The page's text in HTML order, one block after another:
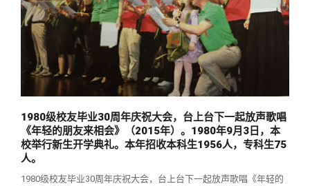
捐赠纪事
捐赠方法
义工计划
《水木清华》
我要订阅
新媒体平台
清华人物
清华故事
青春风采
校友服务
终身学习
信息化服务
校友总会
总会简介
关闭
1980级校友毕业30周年庆祝大会，台上台下一起放声歌唱
《年轻的朋友来相会》（2015年）。1980年9月3日，本
校举行新生开学典礼。本年招收本科生1956人，专科生75
人。
1980级校友毕业30周年庆祝大会，台上台下一起放声歌唱《年轻的